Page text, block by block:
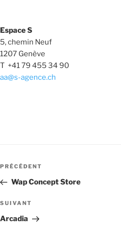
Espace S
5, chemin Neuf
1207 Genève
T +41 79 455 34 90
aa@s-agence.ch
de
l’article
Article
précédent
PRÉCÉDENT
Wap Concept Store
Article
suivant
SUIVANT
Arcadia